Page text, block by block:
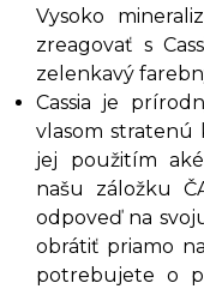
Vysoko
zreagovať s
zelenkavý
Cassia je
vlasom stratenú
jej použitím
našu záložku
odpoveď na
obrátiť priamo
potrebujete o